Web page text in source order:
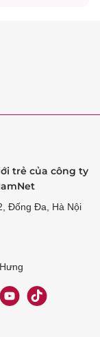
trẻ của công ty
Đống Đa, Hà Nội